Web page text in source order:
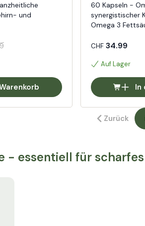
und
60 Kapseln -
synergistischer
Omega 3
CHF34.99
Auf Lager
In
Zurück
- essentiell für scharfes